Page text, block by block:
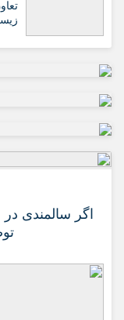
اگر سالمندی